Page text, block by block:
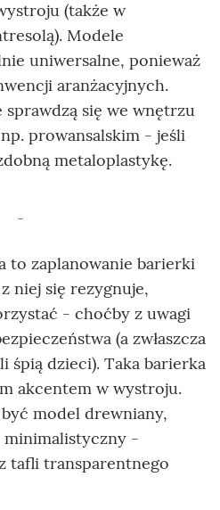
(także w
Modele
uniwersalne, ponieważ
aranżacyjnych.
się we wnętrzu
prowansalskim - jeśli
metaloplastykę.
to zaplanowanie barierki
niej się rezygnuje,
- choćby z uwagi
(a zwłaszcza
śpią dzieci). Taka barierka
akcentem w wystroju.
model drewniany,
minimalistyczny -
tafli transparentnego